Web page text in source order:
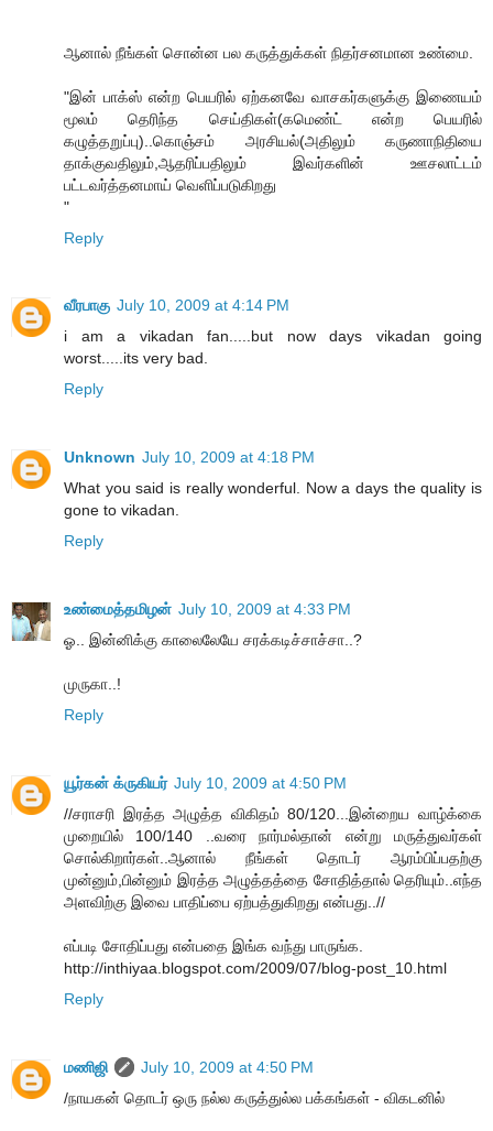
ஆனால் நீங்கள் சொன்ன பல கருத்துக்கள் நிதர்சனமான உண்மை.
"இன் பாக்ஸ் என்ற பெயரில் ஏற்கனவே வாசகர்களுக்கு இணையம்
மூலம் தெரிந்த செய்திகள்(கமெண்ட் என்ற பெயரில்
கழுத்தறுப்பு)..கொஞ்சம் அரசியல்(அதிலும் கருணாநிதியை
தாக்குவதிலும்,ஆதரிப்பதிலும் இவர்களின் ஊசலாட்டம்
பட்டவர்த்தனமாய் வெளிப்படுகிறது
"
Reply
வீரபாகு July 10, 2009 at 4:14 PM
i am a vikadan fan.....but now days vikadan going
worst.....its very bad.
Reply
Unknown July 10, 2009 at 4:18 PM
What you said is really wonderful. Now a days the quality is
gone to vikadan.
Reply
உண்மைத்தமிழன் July 10, 2009 at 4:33 PM
ஓ.. இன்னிக்கு காலைலேயே சரக்கடிச்சாச்சா..?
முருகா..!
Reply
யூர்கன் க்ருகியர் July 10, 2009 at 4:50 PM
//சராசரி இரத்த அழுத்த விகிதம் 80/120...இன்றைய வாழ்க்கை
முறையில் 100/140 ..வரை நார்மல்தான் என்று மருத்துவர்கள்
சொல்கிறார்கள்..ஆனால் நீங்கள் தொடர் ஆரம்பிப்பதற்கு
முன்னும்,பின்னும் இரத்த அழுத்தத்தை சோதித்தால் தெரியும்..எந்த
அளவிற்கு இவை பாதிப்பை ஏற்பத்துகிறது என்பது..//
எப்படி சோதிப்பது என்பதை இங்க வந்து பாருங்க.
http://inthiyaa.blogspot.com/2009/07/blog-post_10.html
Reply
மணிஜி
July 10, 2009 at 4:50 PM
/நாயகன் தொடர் ஒரு நல்ல கருத்துல்ல பக்கங்கள் - விகடனில்